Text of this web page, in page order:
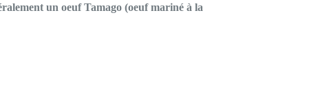
un oeuf Tamago (oeuf mariné à la